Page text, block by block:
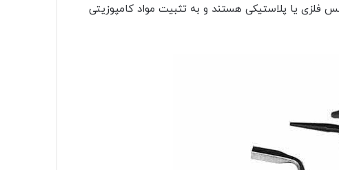
فلزی یا پلاستیکی هستند و به تثبیت مواد کامپوزیتی